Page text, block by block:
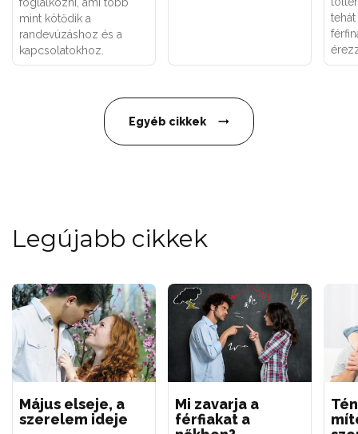
foglalkozni, ami több
mint kötődik a
randevúzáshoz és a
kapcsolatokhoz.
Egyéb cikkek
Legújabb cikkek
Május elseje, a
szerelem ideje
Mi zavarja a
férfiakat a